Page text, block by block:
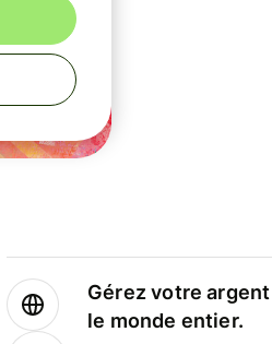
Gérez votre
le monde entier.